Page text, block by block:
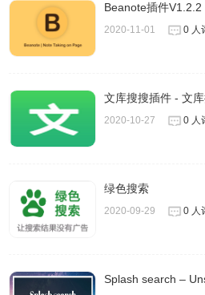
Beanote插件V1.2.2
2020-11-01 0 人
文库搜搜插件 - 文
2020-10-27 0 人
绿色搜索
2020-09-29 0 人
Splash search –